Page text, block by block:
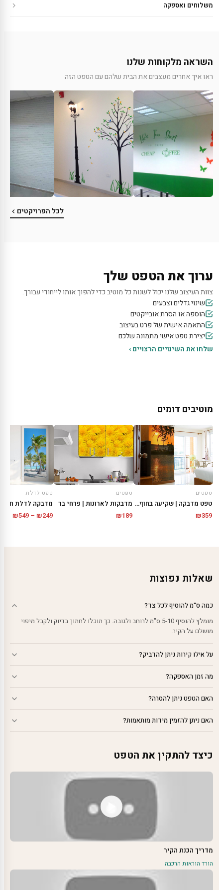
משלוחים ואספקה
השראה מלקוחות שלנו
ראו איך אחרים מעצבים את הבית שלהם עם הטפט הזה
לכל הפרויקטים
ערוך את הטפט שלך
צוות העיצוב שלנו יכול לשנות כל מוטיב כדי להפוך אותו לייחודי עבורך.
שינוי גדלים וצבעים
הוספה או הסרת אובייקטים
התאמה אישית של פרט בעיצוב
יצירת טפט אישי מתמונה שלכם
שלחו את השינויים הרצויים ›
מוטיבים דומים
טפטים
טפט מדבקה | שקיעה בחוף הים
₪359
טפטים
מדבקות לארונות | פרחי בר
₪189
טפט לדלת
₪249
–
₪549
שאלות נפוצות
כמה ס"מ להוסיף לכל צד?
מומלץ להוסיף 5-10 ס"מ לרוחב ולגובה. כך תוכלו לחתוך בדיוק ולקבל מיפוי
מושלם על הקיר.
על אילו קירות ניתן להדביק?
מה זמן האספקה?
האם הטפט ניתן להסרה?
האם ניתן להזמין מידות מותאמות?
כיצד להתקין את הטפט
מדריך הכנת הקיר
הורד הוראות הרכבה